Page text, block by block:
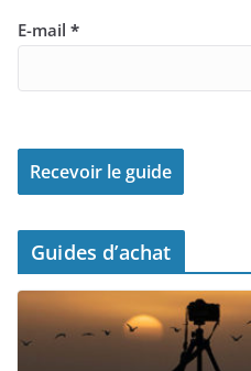
E-mail *
Guides d’achat